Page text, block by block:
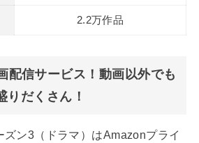
2.2万作品
配信サービス！動画以外でも
だくさん！
ズン3（ドラマ）はAmazonプライ